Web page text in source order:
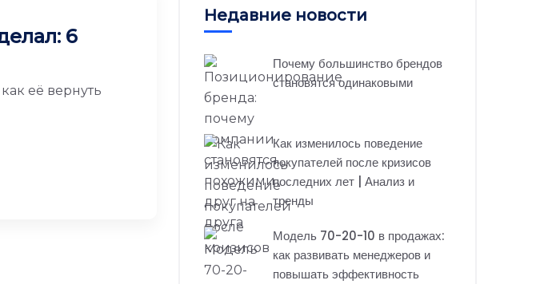
6
её вернуть
Недавние новости
Почему большинство брендов
становятся одинаковыми
Как изменилось поведение
покупателей после кризисов
последних лет | Анализ и
тренды
Модель 70-20-10 в продажах:
как развивать менеджеров и
повышать эффективность